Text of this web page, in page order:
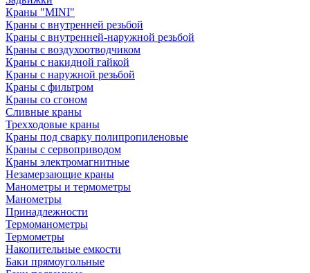
Краны "MINI"
Краны с внутренней резьбой
Краны с внутренней-наружной резьбой
Краны с воздухоотводчиком
Краны с накидной гайкой
Краны с наружной резьбой
Краны с фильтром
Краны со сгоном
Сливные краны
Трехходовые краны
Краны под сварку полипропиленовые
Краны с сервоприводом
Краны электромагнитные
Незамерзающие краны
Манометры и термометры
Манометры
Принадлежности
Термоманометры
Термометры
Накопительные емкости
Баки прямоугольные